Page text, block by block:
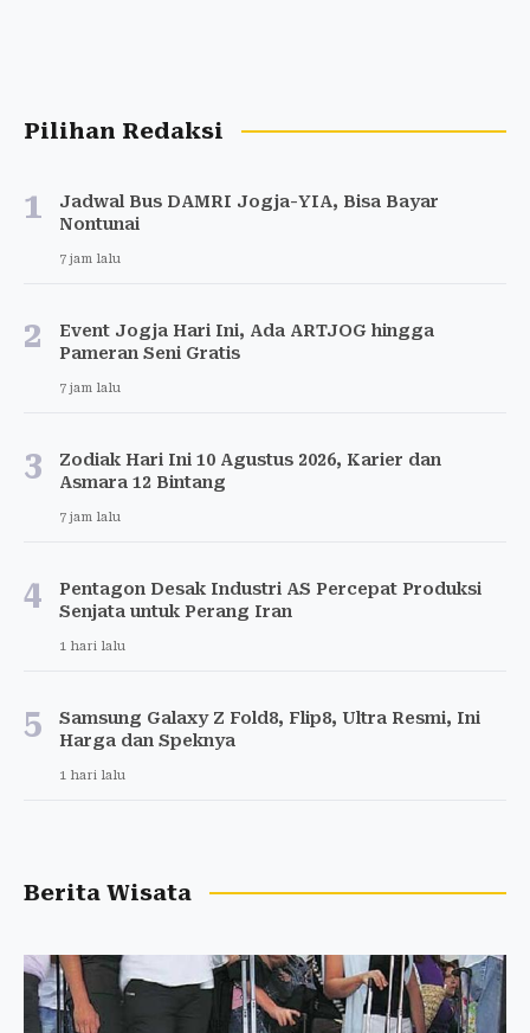
Pilihan Redaksi
1
Jadwal Bus DAMRI Jogja-YIA, Bisa Bayar
Nontunai
7 jam lalu
2
Event Jogja Hari Ini, Ada ARTJOG hingga
Pameran Seni Gratis
7 jam lalu
3
Zodiak Hari Ini 10 Agustus 2026, Karier dan
Asmara 12 Bintang
7 jam lalu
4
Pentagon Desak Industri AS Percepat Produksi
Senjata untuk Perang Iran
1 hari lalu
5
Samsung Galaxy Z Fold8, Flip8, Ultra Resmi, Ini
Harga dan Speknya
1 hari lalu
Berita Wisata